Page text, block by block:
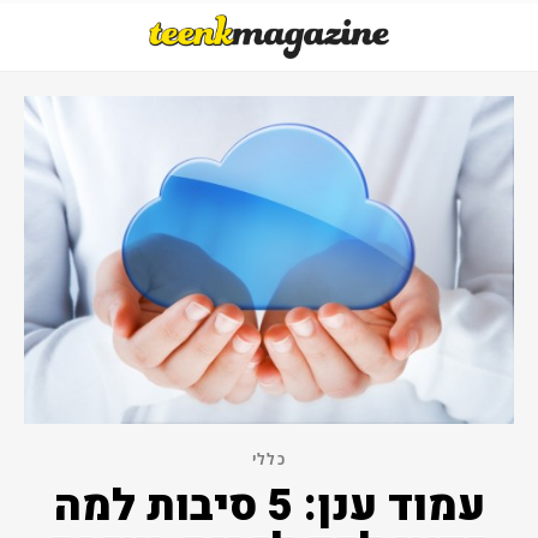
כללי
עמוד ענן: 5 סיבות למה